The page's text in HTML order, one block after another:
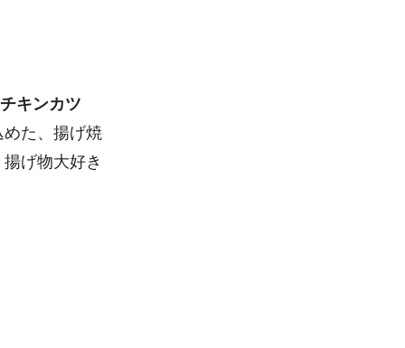
キンカツ
た、揚げ焼
げ物大好き